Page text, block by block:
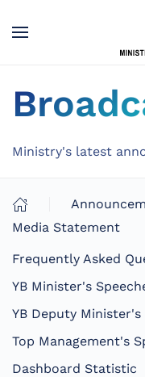
Ministry's latest
Media Statement
Frequently Asked
YB Minister's
YB Deputy Minister's
Top Management's
Dashboard Statistic